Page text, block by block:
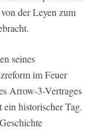
der Leyen zum
seines
im Feuer
Arrow-3-Vertrages
historischer Tag.